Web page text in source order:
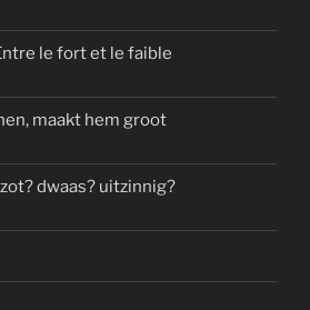
le fort et le faible
maakt hem groot
dwaas? uitzinnig?